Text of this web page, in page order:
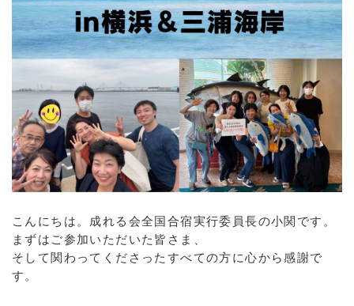
こんにちは。成れる会全国合宿実行委員長の小関です。
まずはご参加いただいた皆さま、
そして関わってくださったすべての方に心から感謝で
す。